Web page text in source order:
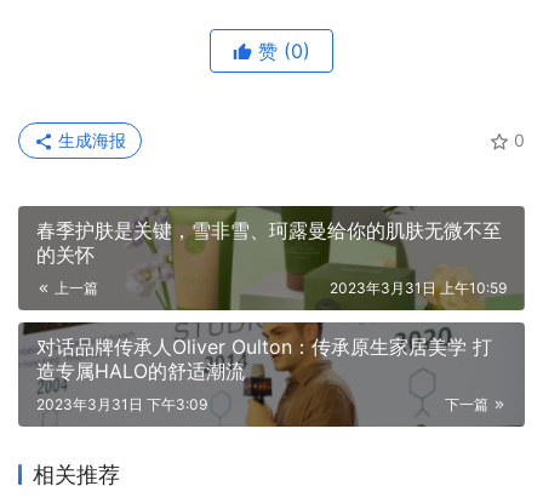
赞 (0)
0
生成海报
春季护肤是关键，雪非雪、珂露曼给你的肌肤无微不至
的关怀
上一篇 2023年3月31日 上午10:59
对话品牌传承人Oliver Oulton：传承原生家居美学 打
造专属HALO的舒适潮流
下一篇
2023年3月31日 下午3:09
相关推荐